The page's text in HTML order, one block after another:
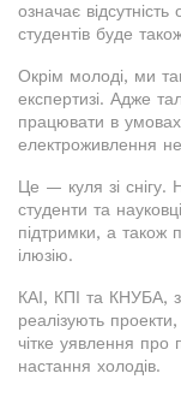
означає
студентів буде
Окрім молоді, ми
експертизі. Адже
працювати в
електроживлення
Це — куля зі снігу.
студенти та
підтримки, а також
ілюзію.
КАІ, КПІ та КНУБА,
реалізують
чітке уявлення про
настання холодів.